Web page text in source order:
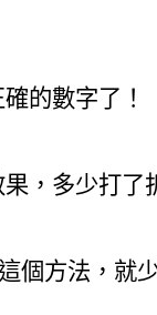
的數字了！
， 多少打了
個方法，就